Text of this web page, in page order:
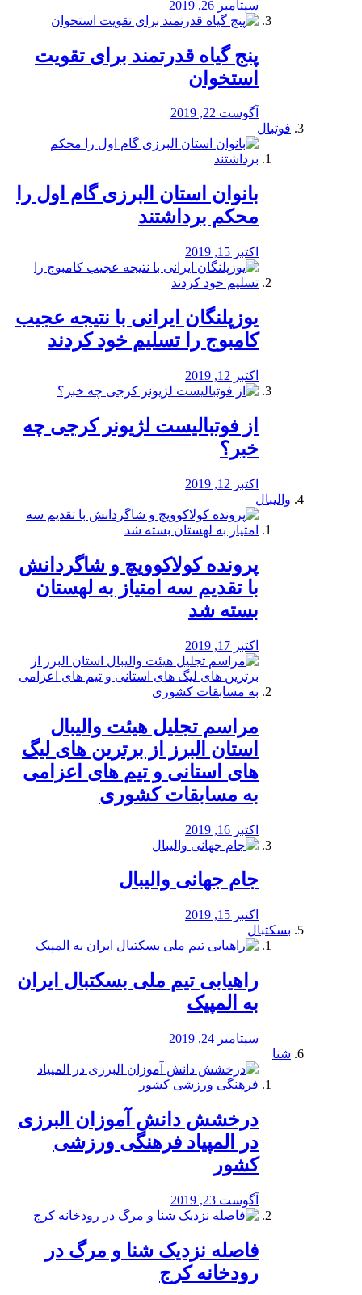
سپتامبر 26, 2019
پنج گیاه قدرتمند برای تقویت
استخوان
آگوست 22, 2019
فوتبال
بانوان استان البرزی گام اول را
محكم برداشتند
اکتبر 15, 2019
یوزپلنگان ایرانی با نتیجه عجیب
کامبوج را تسلیم خود کردند
اکتبر 12, 2019
از فوتبالیست لژیونر کرجی چه
خبر؟
اکتبر 12, 2019
والیبال
پرونده کولاکوویچ و شاگردانش
با تقدیم سه امتیاز به لهستان
بسته شد
اکتبر 17, 2019
مراسم تجلیل هیئت والیبال
استان البرز از برترین های لیگ
های استانی و تیم های اعزامی
به مسابقات کشوری
اکتبر 16, 2019
جام جهانی والیبال
اکتبر 15, 2019
بسکتبال
راهیابی تیم ملی بسکتبال ایران
به المپیک
سپتامبر 24, 2019
شنا
درخشش دانش آموزان البرزی
در المپیاد فرهنگی ورزشی
کشور
آگوست 23, 2019
️فاصله نزدیک شنا و مرگ در
رودخانه کرج